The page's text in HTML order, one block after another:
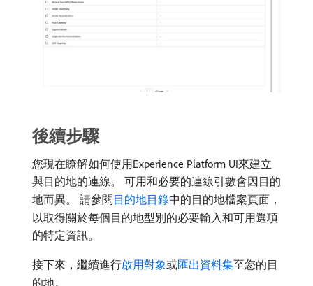
後續步驟
您現在瞭解如何使用Experience Platform UI來建立
與目的地的連線。 可用和必要的連線引數會因目的
地而異。 請參閱目的地目錄中的目的地檔案頁面，
以取得關於每個目的地型別的必要輸入和可用選項
的特定資訊。
接下來，繼續進行啟用對象或匯出資料集至您的目
的地。